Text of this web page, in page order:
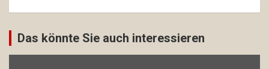
Das könnte Sie auch interessieren